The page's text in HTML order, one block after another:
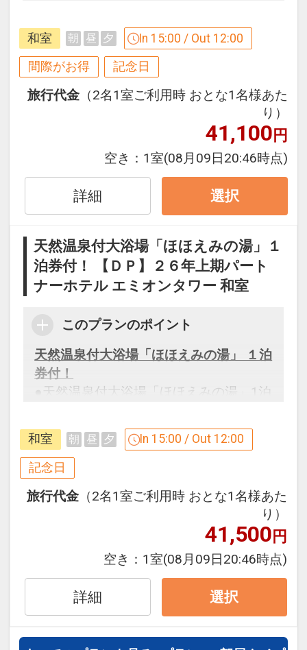
和室 朝 昼 夕 In 15:00 / Out 12:00
間際がお得 記念日
旅行代金 （2名1室ご利用時 おとな1名様あた
り）
41,100円
空き： 1室(08月09日20:46時点)
詳細 選択
天然温泉付大浴場「ほほえみの湯」１
泊券付！ 【ＤＰ】２６年上期パート
ナーホテル エミオンタワー 和室
このプランのポイント
天然温泉付大浴場「ほほえみの湯」 １泊
券付！
●天然温泉付大浴場「ほほえみの湯」1泊
※エミオンスクエアには露天風呂はござ
いません。
※ご入浴の際の注意事項はホテルへお問
※エミオンタワー・エミオンスクエアの
能ですが、建物が離れています。建物間
の移動は部屋着ではできません。
和室 朝 昼 夕 In 15:00 / Out 12:00
記念日
旅行代金 （2名1室ご利用時 おとな1名様あた
り）
41,500円
空き： 1室(08月09日20:46時点)
詳細 選択